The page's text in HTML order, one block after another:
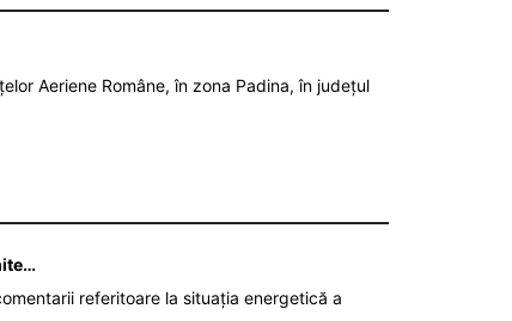
Aeriene Române, în zona Padina, în județul
referitoare la situația energetică a